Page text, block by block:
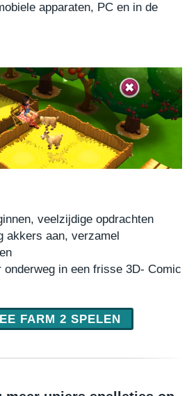
apparaten, PC en in de
veelzijdige opdrachten
akkers aan, verzamel
onderweg in een frisse 3D- Comic
FARM 2 SPELEN